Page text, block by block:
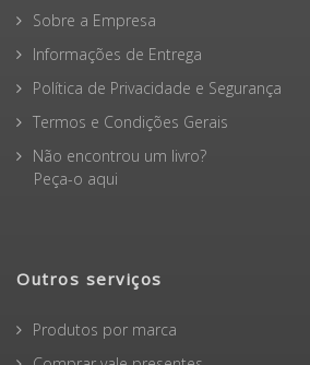
Sobre a Empresa
Informações de Entrega
Política de Privacidade e Segurança
Termos e Condições Gerais
Não encontrou um livro?
Peça-o aqui
Outros serviços
Produtos por marca